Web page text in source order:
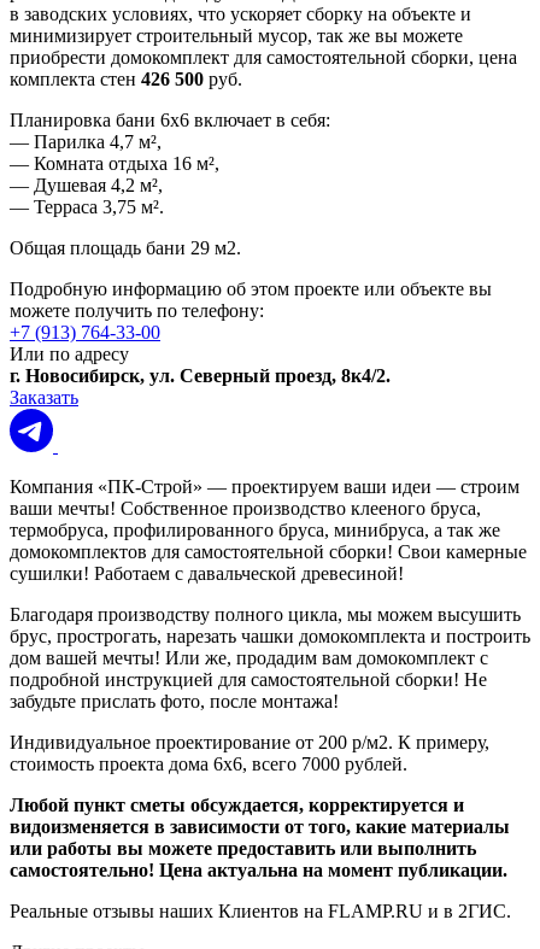
в заводских условиях, что ускоряет сборку на объекте и
минимизирует строительный мусор, так же вы можете
приобрести домокомплект для самостоятельной сборки, цена
комплекта стен 426 500 руб.
Планировка бани 6х6 включает в себя:
— Парилка 4,7 м²,
— Комната отдыха 16 м²,
— Душевая 4,2 м²,
— Терраса 3,75 м².
Общая площадь бани 29 м2.
Подробную информацию об этом проекте или объекте вы
можете получить по телефону:
+7 (913) 764-33-00
Или по адресу
г. Новосибирск, ул. Северный проезд, 8к4/2.
Заказать
Компания «ПК-Строй» — проектируем ваши идеи — строим
ваши мечты! Собственное производство клееного бруса,
термобруса, профилированного бруса, минибруса, а так же
домокомплектов для самостоятельной сборки! Свои камерные
сушилки! Работаем с давальческой древесиной!
Благодаря производству полного цикла, мы можем высушить
брус, прострогать, нарезать чашки домокомплекта и построить
дом вашей мечты! Или же, продадим вам домокомплект с
подробной инструкцией для самостоятельной сборки! Не
забудьте прислать фото, после монтажа!
Индивидуальное проектирование от 200 р/м2. К примеру,
стоимость проекта дома 6х6, всего 7000 рублей.
Любой пункт сметы обсуждается, корректируется и
видоизменяется в зависимости от того, какие материалы
или работы вы можете предоставить или выполнить
самостоятельно! Цена актуальна на момент публикации.
Реальные отзывы наших Клиентов на FLAMP.RU и в 2ГИС.